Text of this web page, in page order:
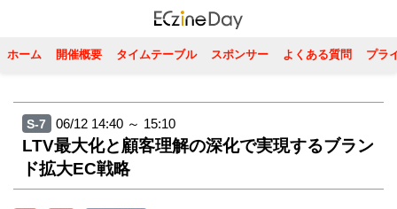
ホーム 開催概要 タイムテーブル スポンサー よくある質問 プラ
S-7 06/12 14:40 ～ 15:10
LTV最大化と顧客理解の深化で実現するブラン
ド拡大EC戦略